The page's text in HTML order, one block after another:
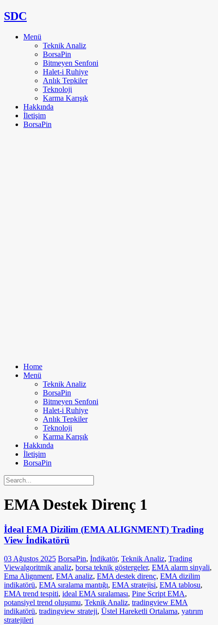
SDC
Menü
Teknik Analiz
BorsaPin
Bitmeyen Senfoni
Halet-i Ruhiye
Anlık Tepkiler
Teknoloji
Karma Karışık
Hakkında
İletişim
BorsaPin
Home
Menü
Teknik Analiz
BorsaPin
Bitmeyen Senfoni
Halet-i Ruhiye
Anlık Tepkiler
Teknoloji
Karma Karışık
Hakkında
İletişim
BorsaPin
EMA Destek Direnç 1
İdeal EMA Dizilim (EMA ALIGNMENT) Trading
View İndikatörü
03 Ağustos 2025 BorsaPin, İndikatör, Teknik Analiz, Trading
Viewalgoritmik analiz, borsa teknik göstergeler, EMA alarm sinyali,
Ema Alignment, EMA analiz, EMA destek direnç, EMA dizilim
indikatörü, EMA sıralama mantığı, EMA stratejisi, EMA tablosu,
EMA trend tespiti, ideal EMA sıralaması, Pine Script EMA,
potansiyel trend oluşumu, Teknik Analiz, tradingview EMA
indikatörü, tradingview strateji, Üstel Hareketli Ortalama, yatırım
stratejileri